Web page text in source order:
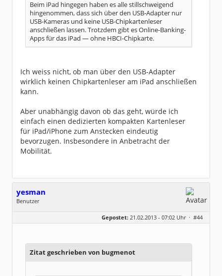
Beim iPad hingegen haben es alle stillschweigend
hingenommen, dass sich über den USB-Adapter nur
USB-Kameras und keine USB-Chipkartenleser
anschließen lassen. Trotzdem gibt es Online-Banking-
Apps für das iPad — ohne HBCI-Chipkarte.
Ich weiss nicht, ob man über den USB-Adapter
wirklich keinen Chipkartenleser am iPad anschließen
kann.
Aber unabhängig davon ob das geht, würde ich
einfach einen dedizierten kompakten Kartenleser
für iPad/iPhone zum Anstecken eindeutig
bevorzugen. Insbesondere in Anbetracht der
Mobilität.
yesman
Benutzer
Dabei seit:
03 / 2009
Gepostet: 21.02.2013 - 07:02 Uhr · #44
Zitat geschrieben von bugmenot